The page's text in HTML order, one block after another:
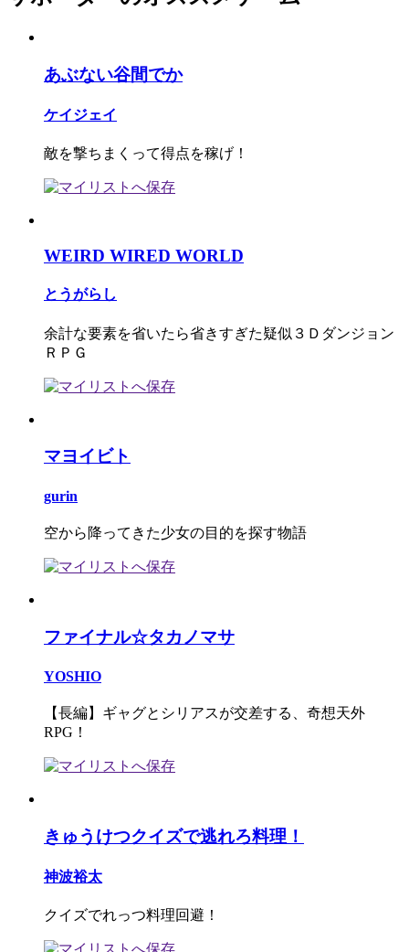
あぶない谷間でか
ケイジェイ
敵を撃ちまくって得点を稼げ！
WEIRD WIRED WORLD
とうがらし
余計な要素を省いたら省きすぎた疑似３Ｄダンジョン
ＲＰＧ
マヨイビト
gurin
空から降ってきた少女の目的を探す物語
ファイナル☆タカノマサ
YOSHIO
【長編】ギャグとシリアスが交差する、奇想天外
RPG！
きゅうけつクイズで逃れろ料理！
神波裕太
クイズでれっつ料理回避！